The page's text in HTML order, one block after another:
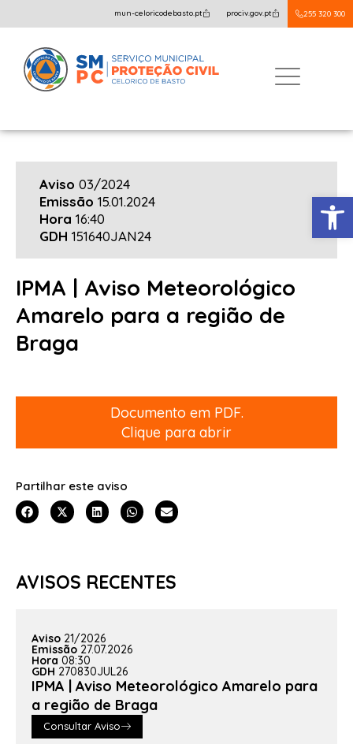
mun-celoricodebasto.pt prociv.gov.pt 255 320 300
Aviso 03/2024
Emissão 15.01.2024
Hora 16:40
GDH 151640JAN24
IPMA | Aviso Meteorológico
Amarelo para a região de
Braga
Documento em PDF.
Clique para abrir
Partilhar este aviso
AVISOS RECENTES
Aviso 21/2026
Emissão 27.07.2026
Hora 08:30
GDH 270830JUL26
IPMA | Aviso Meteorológico Amarelo para
a região de Braga
Consultar Aviso